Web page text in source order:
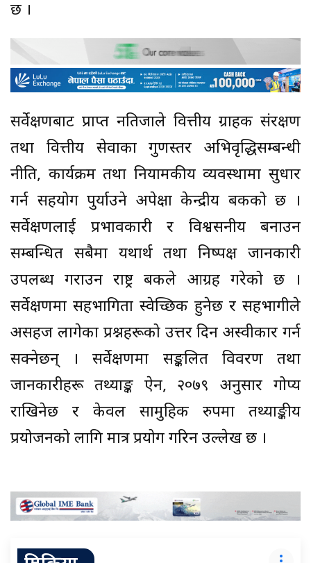
छ ।
सर्वेक्षणबाट प्राप्त नतिजाले वित्तीय ग्राहक संरक्षण
तथा वित्तीय सेवाका गुणस्तर अभिवृद्धिसम्बन्धी
नीति, कार्यक्रम तथा नियामकीय व्यवस्थामा सुधार
गर्न सहयोग पुर्याउने अपेक्षा केन्द्रीय बैंकको छ ।
सर्वेक्षणलाई प्रभावकारी र विश्वसनीय बनाउन
सम्बन्धित सबैमा यथार्थ तथा निष्पक्ष जानकारी
उपलब्ध गराउन राष्ट्र बैंकले आग्रह गरेको छ ।
सर्वेक्षणमा सहभागिता स्वेच्छिक हुनेछ र सहभागीले
असहज लागेका प्रश्नहरूको उत्तर दिन अस्वीकार गर्न
सक्नेछन् । सर्वेक्षणमा सङ्कलित विवरण तथा
जानकारीहरू तथ्याङ्क ऐन, २०७९ अनुसार गोप्य
राखिनेछ र केवल सामुहिक रुपमा तथ्याङ्कीय
प्रयोजनको लागि मात्र प्रयोग गरिन उल्लेख छ ।